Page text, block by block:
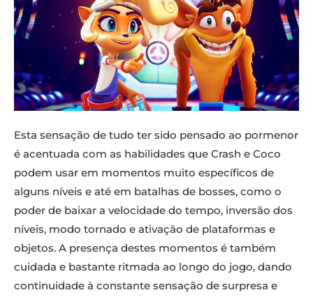
Esta sensação de tudo ter sido pensado ao pormenor
é acentuada com as habilidades que Crash e Coco
podem usar em momentos muito específicos de
alguns níveis e até em batalhas de bosses, como o
poder de baixar a velocidade do tempo, inversão dos
níveis, modo tornado e ativação de plataformas e
objetos. A presença destes momentos é também
cuidada e bastante ritmada ao longo do jogo, dando
continuidade à constante sensação de surpresa e